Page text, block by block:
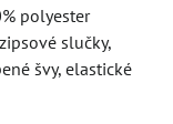
polyester
slučky,
švy, elastické